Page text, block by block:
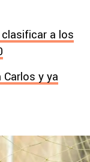
a los
y ya